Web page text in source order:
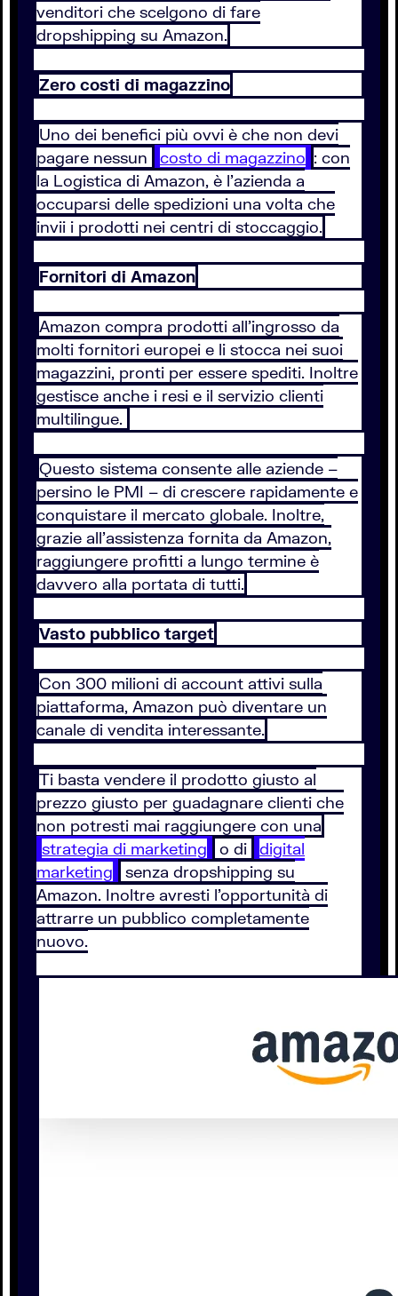
venditori che scelgono di fare
dropshipping su Amazon.
Zero costi di magazzino
Uno dei benefici più ovvi è che non devi
pagare nessun
costo di magazzino : con
la Logistica di Amazon, è l’azienda a
occuparsi delle spedizioni una volta che
invii i prodotti nei centri di stoccaggio.
Fornitori di Amazon
Amazon compra prodotti all’ingrosso da
molti fornitori europei e li stocca nei suoi
magazzini, pronti per essere spediti. Inoltre
gestisce anche i resi e il servizio clienti
multilingue.
Questo sistema consente alle aziende –
persino le PMI – di crescere rapidamente e
conquistare il mercato globale. Inoltre,
grazie all’assistenza fornita da Amazon,
raggiungere profitti a lungo termine è
davvero alla portata di tutti.
Vasto pubblico target
Con 300 milioni di account attivi sulla
piattaforma, Amazon può diventare un
canale di vendita interessante.
Ti basta vendere il prodotto giusto al
prezzo giusto per guadagnare clienti che
non potresti mai raggiungere con una
strategia di marketing
o di
digital
marketing
senza dropshipping su
Amazon. Inoltre avresti l’opportunità di
attrarre un pubblico completamente
nuovo.